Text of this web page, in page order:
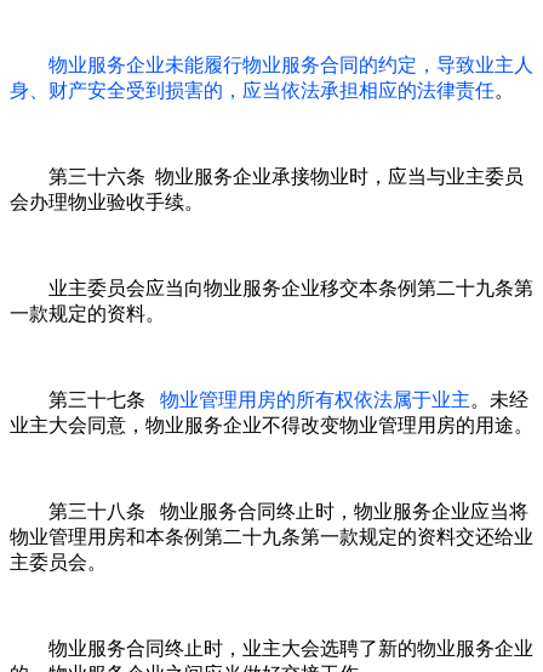
物业服务企业未能履行物业服务合同的约定，导致业主人
身、财产安全受到损害的，应当依法承担相应的法律责任。
第三十六条 物业服务企业承接物业时，应当与业主委员
会办理物业验收手续。
业主委员会应当向物业服务企业移交本条例第二十九条第
一款规定的资料。
第三十七条 物业管理用房的所有权依法属于业主。未经
业主大会同意，物业服务企业不得改变物业管理用房的用途。
第三十八条 物业服务合同终止时，物业服务企业应当将
物业管理用房和本条例第二十九条第一款规定的资料交还给业
主委员会。
物业服务合同终止时，业主大会选聘了新的物业服务企业